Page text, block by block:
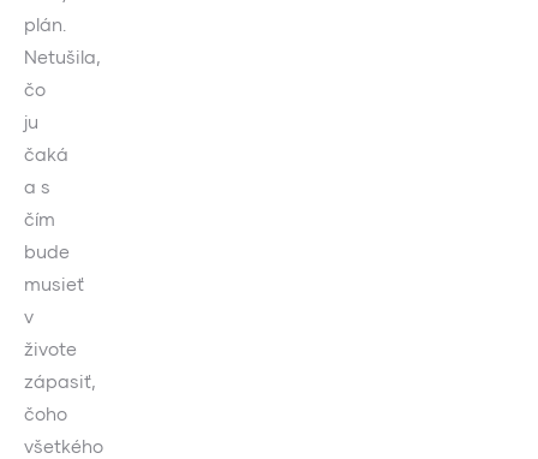
plán.
Netušila,
čo
ju
čaká
a s
čím
bude
musieť
v
živote
zápasiť,
čoho
všetkého